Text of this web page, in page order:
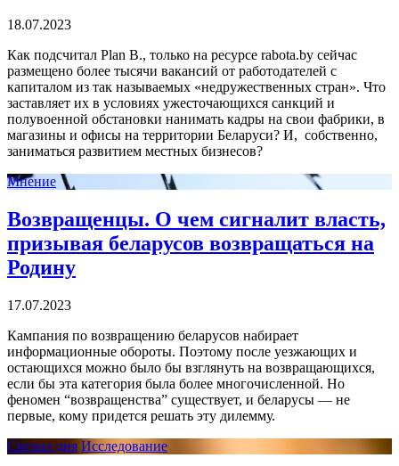
18.07.2023
Как подсчитал Plan B., только на ресурсе rabota.by сейчас
размещено более тысячи вакансий от работодателей с
капиталом из так называемых «недружественных стран». Что
заставляет их в условиях ужесточающихся санкций и
полувоенной обстановки нанимать кадры на свои фабрики, в
магазины и офисы на территории Беларуси? И, собственно,
заниматься развитием местных бизнесов?
Мнение
Возвращенцы. О чем сигналит власть,
призывая беларусов возвращаться на
Родину
17.07.2023
Кампания по возвращению беларусов набирает
информационные обороты. Поэтому после уезжающих и
остающихся можно было бы взглянуть на возвращающихся,
если бы эта категория была более многочисленной. Но
феномен “возвращенства” существует, и беларусы — не
первые, кому придется решать эту дилемму.
Сигнал дня Исследование